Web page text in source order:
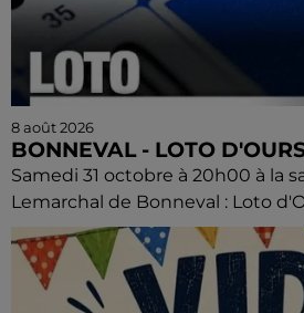
8 août 2026
BONNEVAL - LOTO
Samedi 31 octobre à 20h00 à la
Lemarchal de Bonneval : Loto